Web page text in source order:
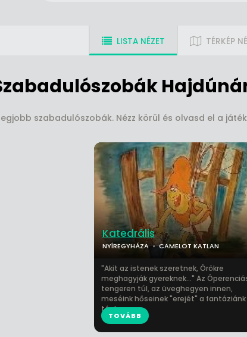
LISTA NÉZET TÉRKÉP
szabadulószobák. Nézz körül és olvasd el a
Katedrális
NYÍREGYHÁZA CAMELOT KATLAN
"Akit az istenek szeretnek, Örökre
meghagyják gyereknek..." Az
tengeren túl, az üveghegyen innen,
meséink hőseinek "erejét" a fantáziánk
tápl...
TOVÁBB